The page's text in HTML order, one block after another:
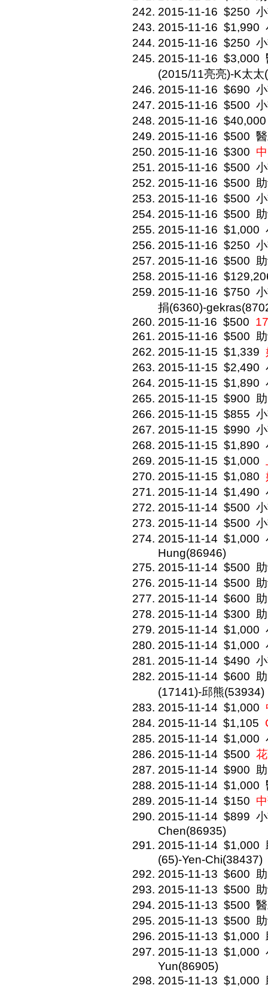
2015-11-16 $250
2015-11-16 $1,990
2015-11-16 $250
2015-11-16 $3,000
(2015/11亮亮)-K太太
2015-11-16 $690
2015-11-16 $500
2015-11-16 $40,000
2015-11-16 $500
2015-11-16 $300
2015-11-16 $500
2015-11-16 $500
2015-11-16 $500
2015-11-16 $500
2015-11-16 $1,000
2015-11-16 $250
2015-11-16 $500
2015-11-16
2015-11-16 $750
捐(6360)-
2015-11-16 $500
2015-11-16 $500
2015-11-15 $1,339
2015-11-15 $2,490
2015-11-15 $1,890
2015-11-15 $900
2015-11-15 $855
2015-11-15 $990
2015-11-15 $1,890
2015-11-15 $1,000
2015-11-15 $1,080
2015-11-14 $1,490
2015-11-14 $500
2015-11-14 $500
2015-11-14 $1,000
Hung(86946)
2015-11-14 $500
2015-11-14 $500
2015-11-14 $600
2015-11-14 $300
2015-11-14 $1,000
2015-11-14 $1,000
2015-11-14 $490
2015-11-14 $600
(17141)-邱熊(53934)
2015-11-14 $1,000
2015-11-14 $1,105
2015-11-14 $1,000
2015-11-14 $500
2015-11-14 $900
2015-11-14 $1,000
2015-11-14 $150
2015-11-14 $899
Chen(86935)
2015-11-14 $1,000
(65)-Yen-Chi(38437)
2015-11-13 $600
2015-11-13 $500
2015-11-13 $500
2015-11-13 $500
2015-11-13 $1,000
2015-11-13 $1,000
Yun(86905)
2015-11-13 $1,000